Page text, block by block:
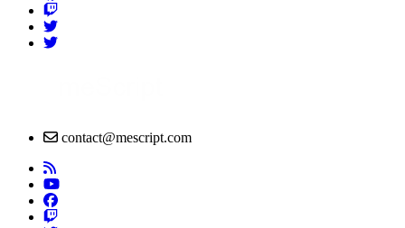
contact@mescript.com